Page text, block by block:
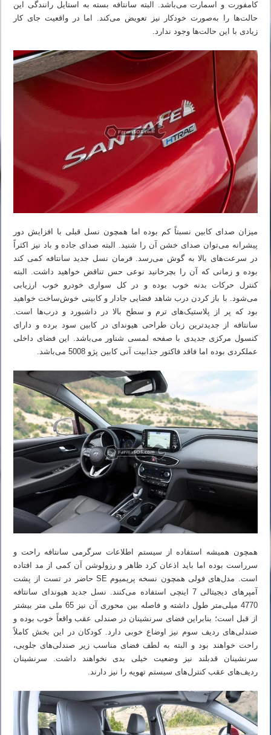
کامفورت و اسمارت می‌باشد. البته سانتافه بسته به استایل رانندگی این
حالت‌ها را به‌صورت خودکار نیز تعویض می‌کند. اما در واقعیت جای کار
زیادی با این حالت‌ها وجود ندارد.
میزان صدای کابین نسبتاً کم بوده اما همچون نسل قبلی با افزایش دور
پیشرانه می‌توان صدای خشن آن را شنید. البته صدای جاده و باد نیز اکثراً
در سرعت‌های بالا به گوش می‌رسد. فرمان نسل جدید سانتافه کمی کند
بوده و زمانی که آن را بچرخانید نوعی حس تناقض خواهید داشت. البته
کنترل حرکات بدنه خوب بوده و در کل سواری خودرو خوب ارزیابی
می‌شود. با باز کردن درب شاهد فضایی جادار و کابینی خوش‌ساخت خواهید
بود که پر از پلاستیک‌های ترم و سطح بالا در داشبورد و درب‌ها است.
سانتافه از جدیدترین زبان طراحی هیوندای در کابین سود برده و دارای
کنسول مرکزی جدیدی با صفحه لمسی شناور می‌باشد. این فضای داخلی
عملکردی بوده اما فاقد فاکتور جذابیت آنی کابین پژو 5008 می‌باشد.
همچون همیشه استفاده از سیستم اطلاعات سرگرمی سانتافه راحت و
سرراست بوده اما باید اذعان کرد ظاهر و رزولوشن آن کمی از مد افتاده
است. مدل‌های فولی همچون نسخه پریمیوم SE حاضر در تست از پشت
آمپرهای دیجیتالی 7 اینچی استفاده می‌کنند. نسل جدید هیوندای سانتافه
4770 میلی‌متر طول داشته و فاصله بین محوری آن نیز 65 ملی متر بیشتر
از قبل است؛ بنابراین فضای سرنشینان در صندلی عقب واقعاً خوب بوده و
صندلی‌های ردیف سوم نیز اوضاع خوبی دارد. کودکان در این بخش کاملاً
راحت خواهند بود و البته به لطف فضای مناسب زیر صندلی‌های جلویی،
سرنشینان قدبلند نیز وضعیت خیلی بدی نخواهند داشت. سرنشینان
ردیف‌های عقب کنترل‌های سیستم تهویه را نیز دارند.